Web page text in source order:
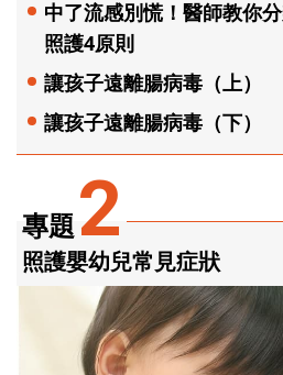
專題2
照護嬰幼兒常見症狀
中了流感別慌！醫師教你
照護4原則
讓孩子遠離腸病毒（上）
讓孩子遠離腸病毒（下）